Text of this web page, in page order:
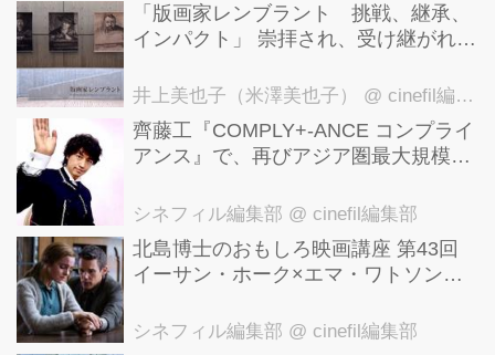
「版画家レンブラント 挑戦、継承、
インパクト」 崇拝され、受け継がれ、
洋美術館にて9月23日まで開催中！
井上美也子（米澤美也子） @ cinefil編集部
齊藤工『COMPLY+-ANCE コンプライ
アンス』で、再びアジア圏最大規模の
ナショナル・パノラマ部門"に正式招
シネフィル編集部 @ cinefil編集部
北島博士のおもしろ映画講座 第43回
イーサン・ホーク×エマ・ワトソン。
基づく衝撃のサスペンス『リグレッシ
シネフィル編集部 @ cinefil編集部